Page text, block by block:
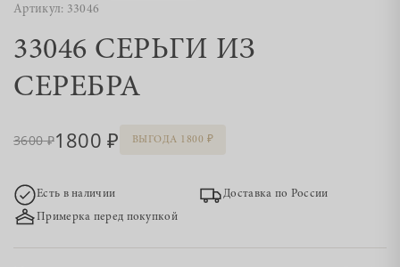
Артикул: 33046
33046 СЕРЬГИ ИЗ
СЕРЕБРА
3600 1800 ВЫГОДА 1800
Есть в наличии
Доставка по России
Примерка перед покупкой